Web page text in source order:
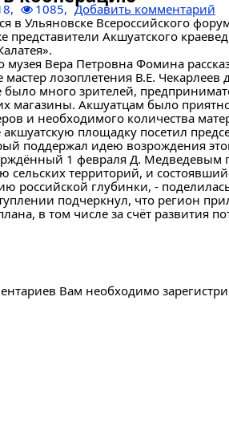
1085, Добавить комментарий
в Ульяновске Всероссийского
представители Акшуатского
музея Вера Петровна Фомина
мастер лозоплетения В.Е. Чекарлеев
много зрителей,
магазины. Акшуатцам было
и необходимого количества
площадку посетил
поддержал идею возрождения
1 февраля Д. Медведевым
сельских территорий, и
российской глубинки, -
подчеркнул, что регион
в том числе за счёт развития
Вам необходимо